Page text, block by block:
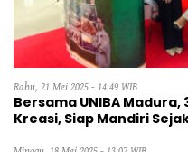
Rabu, 21 Mei 2025 - 14:49 WIB
Bersama UNIBA Madura,
Kreasi, Siap Mandiri